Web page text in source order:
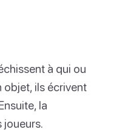
à qui ou
objet, ils écrivent
la
joueurs.